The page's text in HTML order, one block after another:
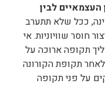
לבין
ככל שלא תתערב
חוסר שוויוניות. אי
תקופה ארוכה על
תקופת הקורונה
על פני תקופה